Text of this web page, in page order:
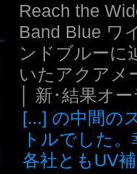
Reach the
Band Blue ワ
ンドブルーに
いたアクアメ
│ 新･結果オ
[...] の中間の
トルでした
各社ともUV